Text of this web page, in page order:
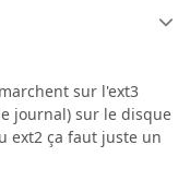
sur l'ext3
journal) sur le disque
ext2 ça faut juste un